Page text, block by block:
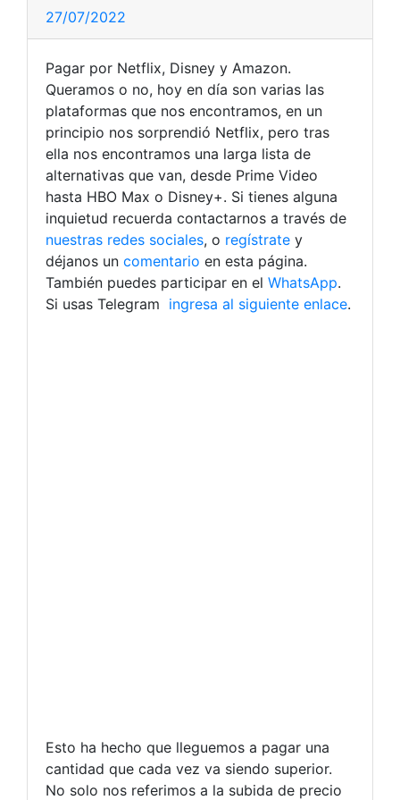
27/07/2022
Pagar por Netflix, Disney y Amazon.
Queramos o no, hoy en día son varias las
plataformas que nos encontramos, en un
principio nos sorprendió Netflix, pero tras
ella nos encontramos una larga lista de
alternativas que van, desde Prime Video
hasta HBO Max o Disney+. Si tienes alguna
inquietud recuerda contactarnos a través de
nuestras redes sociales, o regístrate y
déjanos un comentario en esta página.
También puedes participar en el WhatsApp.
Si usas Telegram ingresa al siguiente enlace.
Esto ha hecho que lleguemos a pagar una
cantidad que cada vez va siendo superior.
No solo nos referimos a la subida de precio